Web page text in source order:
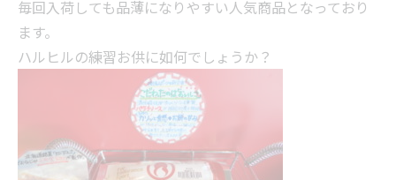
毎回入荷しても品薄になりやすい人気商品となっており
ます。
ハルヒルの練習お供に如何でしょうか？